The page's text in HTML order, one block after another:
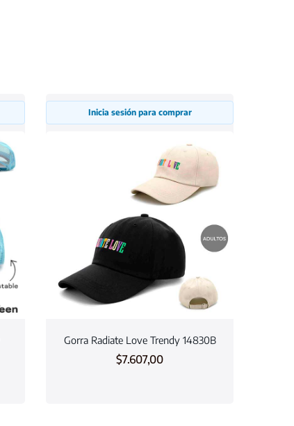
Inicia sesión para comprar
Gorra Radiate Love Trendy 14830B
$7.607,00